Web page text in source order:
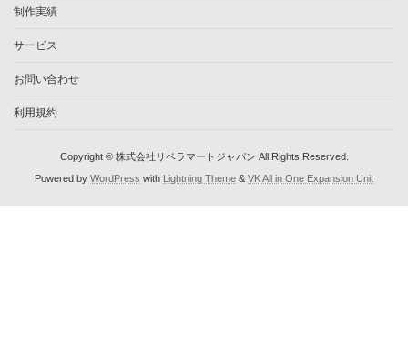
制作実績
サービス
お問い合わせ
利用規約
Copyright © 株式会社リベラマートジャパン All Rights Reserved.
Powered by WordPress with Lightning Theme & VK All in One Expansion Unit